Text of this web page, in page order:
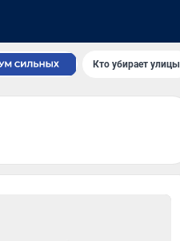
Кто убирает улицы